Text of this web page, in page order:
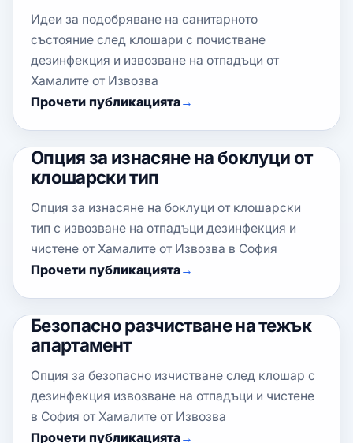
Идеи за подобряване на санитарното
състояние след клошари с почистване
дезинфекция и извозване на отпадъци от
Хамалите от Извозва
Прочети публикацията
Опция за изнасяне на боклуци от
клошарски тип
Опция за изнасяне на боклуци от клошарски
тип с извозване на отпадъци дезинфекция и
чистене от Хамалите от Извозва в София
Прочети публикацията
Безопасно разчистване на тежък
апартамент
Опция за безопасно изчистване след клошар с
дезинфекция извозване на отпадъци и чистене
в София от Хамалите от Извозва
Прочети публикацията